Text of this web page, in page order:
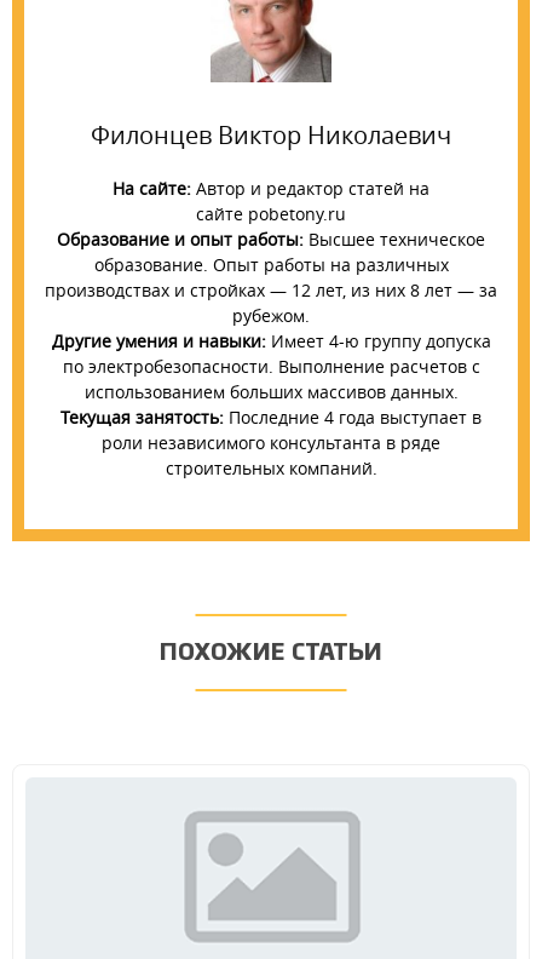
Филонцев Виктор Николаевич
На сайте: Автор и редактор статей на
сайте pobetony.ru
Образование и опыт работы: Высшее техническое
образование. Опыт работы на различных
производствах и стройках — 12 лет, из них 8 лет — за
рубежом.
Другие умения и навыки:Имеет 4-ю группу допуска
по электробезопасности. Выполнение расчетов с
использованием больших массивов данных.
Текущая занятость: Последние 4 года выступает в
роли независимого консультанта в ряде
строительных компаний.
ПОХОЖИЕ СТАТЬИ